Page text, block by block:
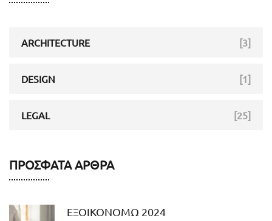
ARCHITECTURE [3]
DESIGN [1]
LEGAL [25]
ΠΡΌΣΦΑΤΑ ΆΡΘΡΑ
ΕΞΟΙΚΟΝΟΜΩ 2024